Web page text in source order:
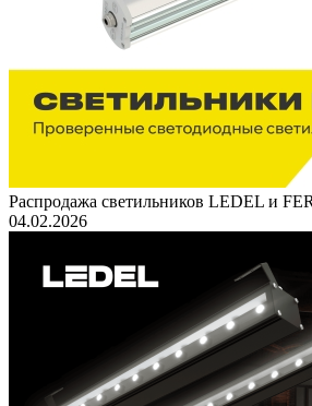
Распродажа светильников LEDEL и
04.02.2026